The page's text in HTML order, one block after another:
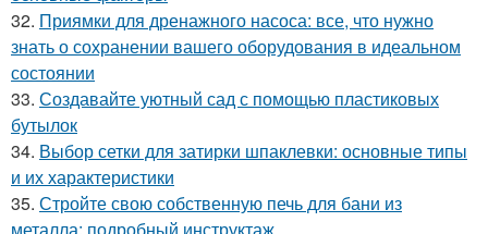
32. Приямки для дренажного насоса: все, что нужно
знать о сохранении вашего оборудования в идеальном
состоянии
33. Создавайте уютный сад с помощью пластиковых
бутылок
34. Выбор сетки для затирки шпаклевки: основные типы
и их характеристики
35. Стройте свою собственную печь для бани из